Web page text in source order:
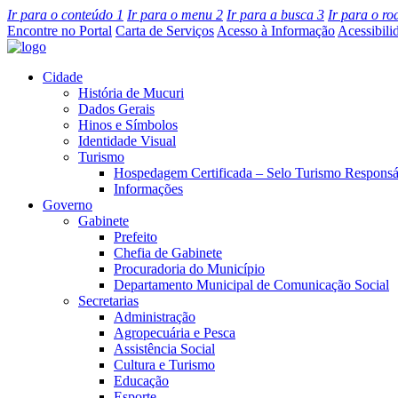
Ir para o conteúdo 1 Ir para o menu 2 Ir para a busca 3 Ir para o
Encontre no Portal Carta de Serviços Acesso à Informação
Cidade
História de Mucuri
Dados Gerais
Hinos e Símbolos
Identidade Visual
Turismo
Hospedagem Certificada – Selo Turismo
Informações
Governo
Gabinete
Prefeito
Chefia de Gabinete
Procuradoria do Município
Departamento Municipal de Comunicação Social
Secretarias
Administração
Agropecuária e Pesca
Assistência Social
Cultura e Turismo
Educação